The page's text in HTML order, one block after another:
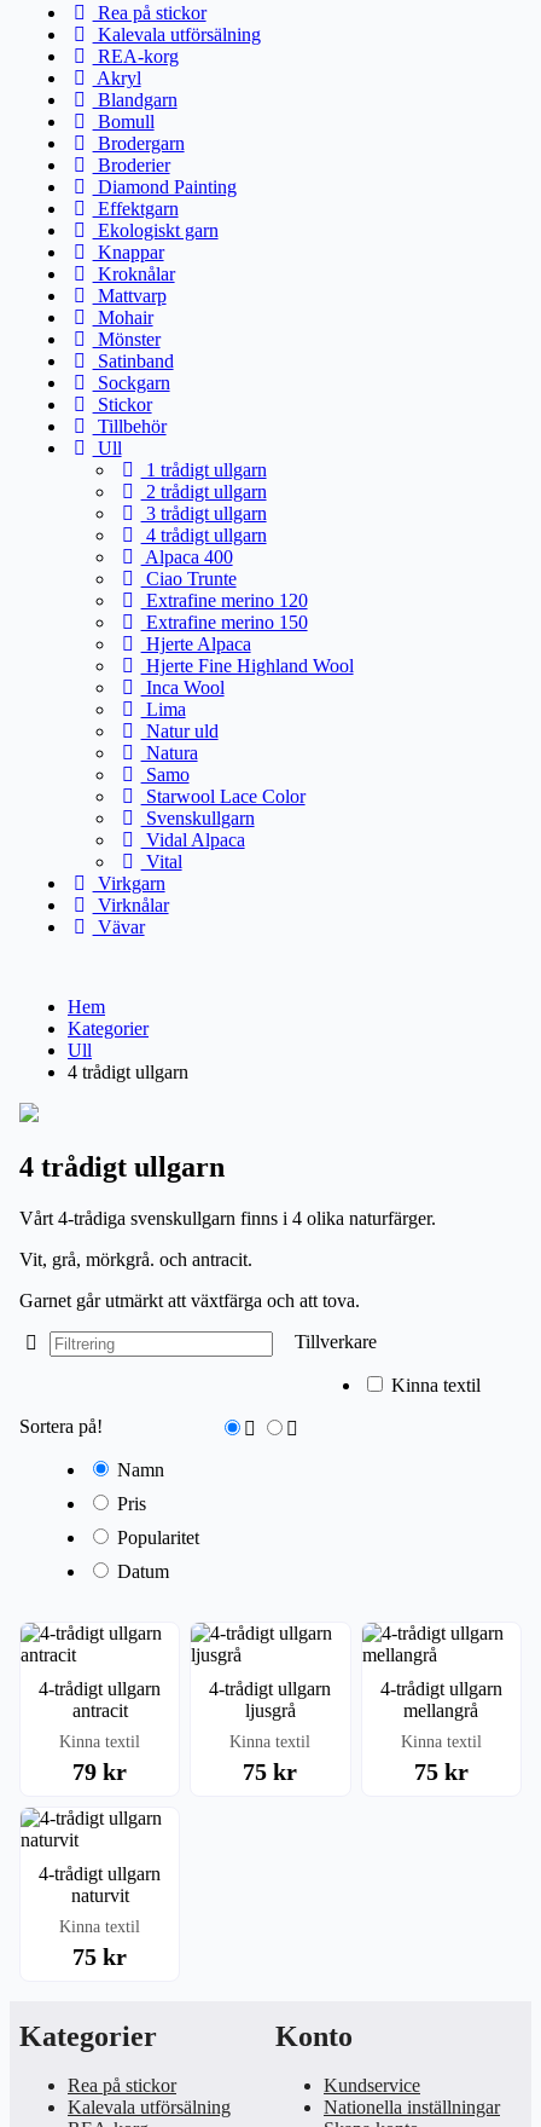
Rea på stickor
Kalevala utförsälning
REA-korg
Akryl
Blandgarn
Bomull
Brodergarn
Broderier
Diamond Painting
Effektgarn
Ekologiskt garn
Knappar
Kroknålar
Mattvarp
Mohair
Mönster
Satinband
Sockgarn
Stickor
Tillbehör
Ull
1 trådigt ullgarn
2 trådigt ullgarn
3 trådigt ullgarn
4 trådigt ullgarn
Alpaca 400
Ciao Trunte
Extrafine merino 120
Extrafine merino 150
Hjerte Alpaca
Hjerte Fine Highland Wool
Inca Wool
Lima
Natur uld
Natura
Samo
Starwool Lace Color
Svenskullgarn
Vidal Alpaca
Vital
Virkgarn
Virknålar
Vävar
Hem
Kategorier
Ull
4 trådigt ullgarn
4 trådigt ullgarn
Vårt 4-trådiga svenskullgarn finns i 4 olika naturfärger.
Vit, grå, mörkgrå. och antracit.
Garnet går utmärkt att växtfärga och att tova.
Tillverkare
Kinna textil
Sortera på!
Namn
Pris
Popularitet
Datum
4-trådigt ullgarn
antracit
Kinna textil
79 kr
4-trådigt ullgarn
ljusgrå
Kinna textil
75 kr
4-trådigt ullgarn
mellangrå
Kinna textil
75 kr
4-trådigt ullgarn
naturvit
Kinna textil
75 kr
Kategorier
Rea på stickor
Kalevala utförsälning
Konto
Kundservice
Nationella inställningar